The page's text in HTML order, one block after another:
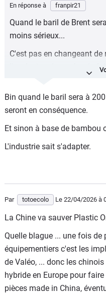
En réponse à franpir21
Quand le baril de Brent
moins sérieux...
C'est pas en changeant
l'explosion des coûts de
Mais grâce à nos braves
va "décarboner" et se
OPmobility va sans doute
éléments de carrosserie et
Bin quand le baril sera à
seront en conséquence.
Et sinon à base de bambou
L'industrie sait s'adapter.
Par totoecolo Le 22/04/2026 à
La Chine va sauver Plastic
Quelle blague ... une fois de
équipementiers c'est les
de Valéo, ... donc les
hybride en Europe pour
pièces made in China,